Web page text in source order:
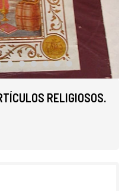
RELIGIOSOS.